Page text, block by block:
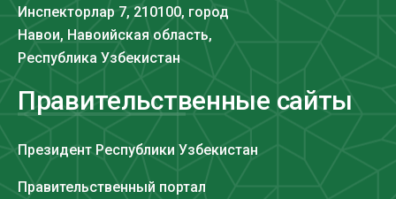
Инспекторлар 7, 210100, город
Навои, Навоийская область,
Республика Узбекистан
Правительственные сайты
Президент Республики Узбекистан
Правительственный портал